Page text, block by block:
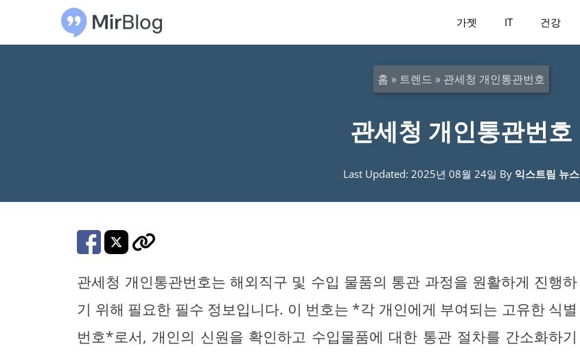
가젯 IT 건강
홈 » 트렌드 » 관세청 개인통관번호
관세청 개인통관번호
Last Updated: 2025년 08월 24일 By 익스트림 뉴스
관세청 개인통관번호는 해외직구 및 수입 물품의 통관 과정을 원활하게 진행하
기 위해 필요한 필수 정보입니다. 이 번호는 *각 개인에게 부여되는 고유한 식별
번호*로서, 개인의 신원을 확인하고 수입물품에 대한 통관 절차를 간소화하기